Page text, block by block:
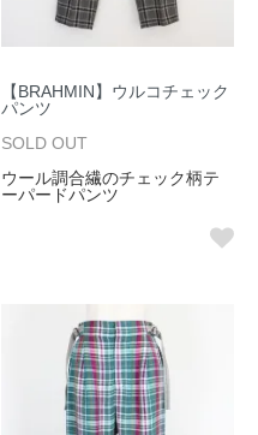
【BRAHMIN】ウルコチェック
パンツ
SOLD OUT
ウール調合繊のチェック柄テ
ーパードパンツ